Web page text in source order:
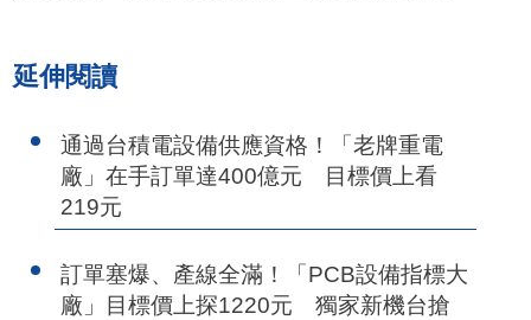
延伸閱讀
通過台積電設備供應資格！「老牌重電
廠」在手訂單達400億元 目標價上看
219元
訂單塞爆、產線全滿！「PCB設備指標大
廠」目標價上探1220元 獨家新機台搶